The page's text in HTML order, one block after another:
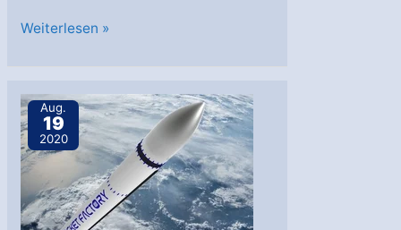
SpaceX
2-
Mission
Weiterlesen »
Aug.
19
2020